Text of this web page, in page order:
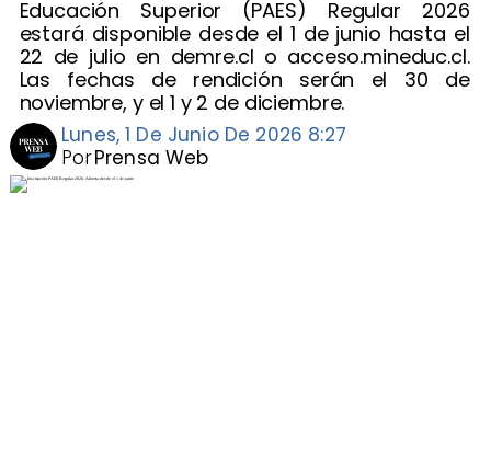
Educación Superior (PAES) Regular 2026
estará disponible desde el 1 de junio hasta el
22 de julio en demre.cl o acceso.mineduc.cl.
Las fechas de rendición serán el 30 de
noviembre, y el 1 y 2 de diciembre.
Lunes, 1 De Junio De 2026 8:27
Prensa Web
Por